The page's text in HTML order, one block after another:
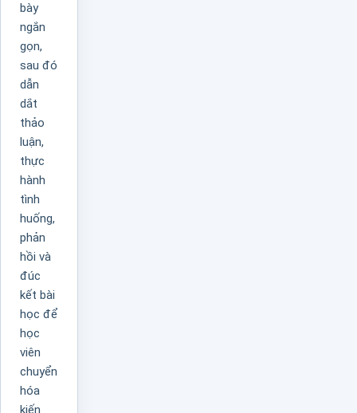
bày
ngắn
gọn,
sau đó
dẫn
dắt
thảo
luận,
thực
hành
tình
huống,
phản
hồi và
đúc
kết bài
học để
học
viên
chuyển
hóa
kiến